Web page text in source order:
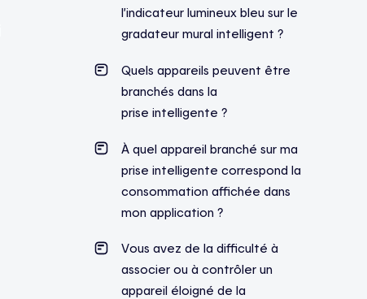
l’indicateur lumineux bleu sur le
gradateur mural intelligent ?
Quels appareils peuvent être
branchés dans la
prise intelligente ?
À quel appareil branché sur ma
prise intelligente correspond la
consommation affichée dans
mon application ?
Vous avez de la difficulté à
associer ou à contrôler un
appareil éloigné de la